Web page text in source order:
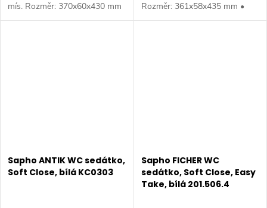
mís. Rozměr: 370x60x430 mm
• Šířka: 370 mm • Výška: 60
Rozměr: 361x58x435 mm •
Šířka: 361 mm • Výška: 58 mm
Sapho ANTIK WC sedátko,
Soft Close, bílá KC0303
Sapho FICHER WC
sedátko, Soft Close, Easy
Take, bílá 201.506.4